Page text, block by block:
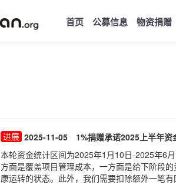
首页 公募信息 物资捐赠
2025-11-05
1%捐赠承诺2025上半年资
本轮资金统计区间为2025年1月10日-2025年6
方面是覆盖项目管理成本，一方面是给下阶段
康运转的状态。此外，我们需要扣除额外一笔